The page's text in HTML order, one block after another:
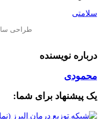
سلامتی
درباره نویسنده
محمودی
یک پیشنهاد برای شما: